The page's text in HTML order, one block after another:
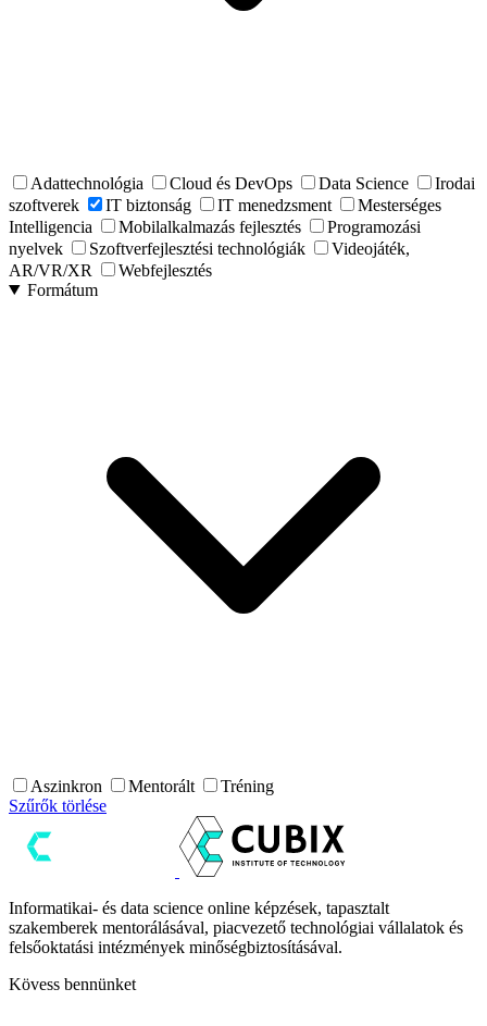
Adattechnológia Cloud és DevOps Data Science
Irodai
szoftverek
IT biztonság IT menedzsment
Mesterséges
Intelligencia
Mobilalkalmazás fejlesztés
Programozási
nyelvek
Szoftverfejlesztési technológiák
Videojáték,
AR/VR/XR
Webfejlesztés
Formátum
Aszinkron Mentorált
Tréning
Szűrők törlése
Informatikai- és data science online képzések, tapasztalt
szakemberek mentorálásával, piacvezető technológiai vállalatok és
felsőoktatási intézmények minőségbiztosításával.
Kövess bennünket